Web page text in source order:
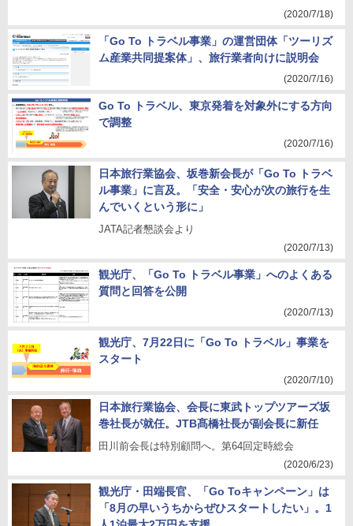
(2020/7/18)
「Go To トラベル事業」の運営団体「ツーリズ
ム産業共同提案体」、旅行業者向けに説明会
(2020/7/16)
Go To トラベル、東京発着を対象外にする方向
で調整
(2020/7/16)
日本旅行業協会、坂巻新会長が「Go To トラベ
ル事業」に言及。「安全・安心が次の旅行を生
んでいくという形に」
JATA記者懇談会より
(2020/7/13)
観光庁、「Go To トラベル事業」へのよくある
質問と回答を公開
(2020/7/13)
観光庁、7月22日に「Go To トラベル」事業を
スタート
(2020/7/10)
日本旅行業協会、会長に東武トップツアーズ坂
巻社長が就任。JTB髙橋社長が副会長に新任
田川前会長は特別顧問へ。第64回定時総会
(2020/6/23)
観光庁・田端長官、「Go Toキャンペーン」は
「8月の早いうちからぜひスタートしたい」。1